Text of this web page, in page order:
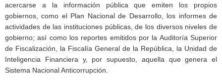
acercarse a la información pública que emiten los propios
gobiernos, como el Plan Nacional de Desarrollo, los informes de
actividades de las instituciones públicas, de los diversos niveles de
gobierno; así como los reportes emitidos por la Auditoría Superior
de Fiscalización, la Fiscalía General de la República, la Unidad de
Inteligencia Financiera y, por supuesto, aquella que genera el
Sistema Nacional Anticorrupción.